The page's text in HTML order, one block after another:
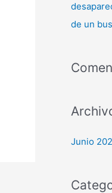
de un bus
Junio